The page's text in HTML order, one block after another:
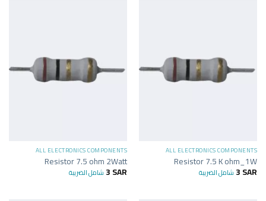
ALL ELECTRONICS COMPONENTS
Resistor 7.5 K ohm_1W
3SAR شامل الضريبة
ALL ELECTRONICS COMPONENTS
Resistor 7.5 ohm 2Watt
3SAR شامل الضريبة